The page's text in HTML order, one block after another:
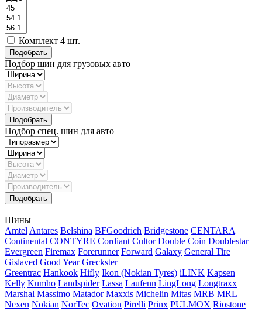
Комплект 4 шт.
Подбор шин для грузовых авто
Подбор спец. шин для авто
Шины
AmtelAntares Belshina BFGoodrich Bridgestone CENTARA
Continental CONTYRE Cordiant Cultor Double Coin Doublestar
Evergreen Firemax Forerunner Forward Galaxy General Tire
Gislaved Good Year Greckster
Greentrac Hankook Hifly Ikon (Nokian Tyres) iLINK Kapsen
Kelly Kumho Landspider Lassa Laufenn LingLong Longtraxx
Marshal Massimo Matador Maxxis Michelin Mitas MRB MRL
Nexen Nokian NorTec Ovation Pirelli Prinx PULMOX Riostone